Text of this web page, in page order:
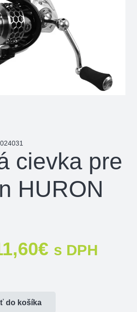
cievka pre
HURON
€Aktuálna
cena
s DPH
do košíka